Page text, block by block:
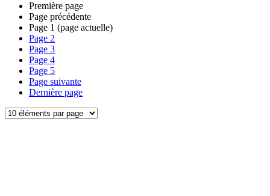
Première page
Page précédente
Page 1 (page actuelle)
Page 2
Page 3
Page 4
Page 5
Page suivante
Dernière page